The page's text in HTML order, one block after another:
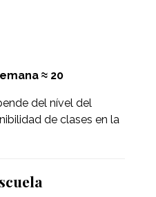
≈ 20
del nível del
de clases en la